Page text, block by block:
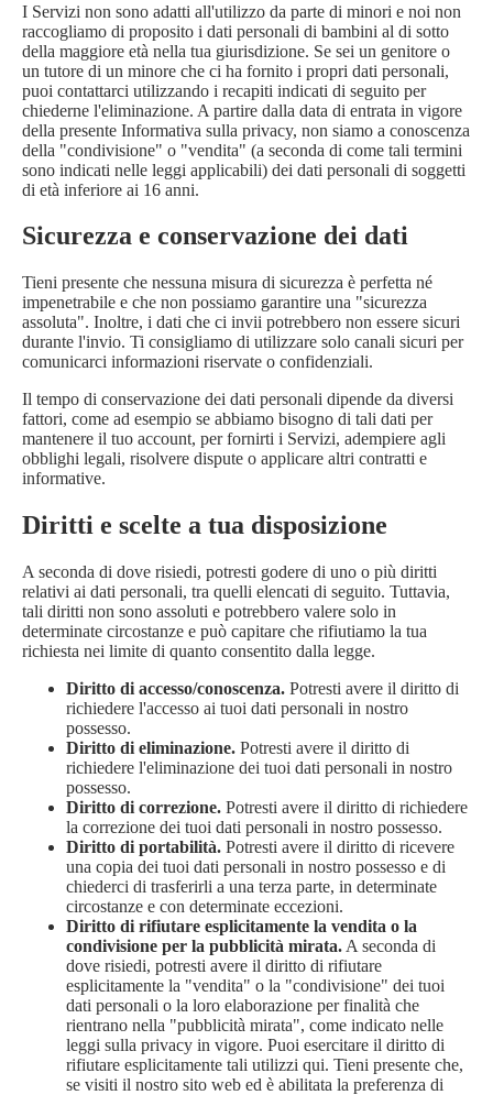
I Servizi non sono adatti all'utilizzo da parte di minori e noi non
raccogliamo di proposito i dati personali di bambini al di sotto
della maggiore età nella tua giurisdizione. Se sei un genitore o
un tutore di un minore che ci ha fornito i propri dati personali,
puoi contattarci utilizzando i recapiti indicati di seguito per
chiederne l'eliminazione. A partire dalla data di entrata in vigore
della presente Informativa sulla privacy, non siamo a conoscenza
della "condivisione" o "vendita" (a seconda di come tali termini
sono indicati nelle leggi applicabili) dei dati personali di soggetti
di età inferiore ai 16 anni.
Sicurezza e conservazione dei dati
Tieni presente che nessuna misura di sicurezza è perfetta né
impenetrabile e che non possiamo garantire una "sicurezza
assoluta". Inoltre, i dati che ci invii potrebbero non essere sicuri
durante l'invio. Ti consigliamo di utilizzare solo canali sicuri per
comunicarci informazioni riservate o confidenziali.
Il tempo di conservazione dei dati personali dipende da diversi
fattori, come ad esempio se abbiamo bisogno di tali dati per
mantenere il tuo account, per fornirti i Servizi, adempiere agli
obblighi legali, risolvere dispute o applicare altri contratti e
informative.
Diritti e scelte a tua disposizione
A seconda di dove risiedi, potresti godere di uno o più diritti
relativi ai dati personali, tra quelli elencati di seguito. Tuttavia,
tali diritti non sono assoluti e potrebbero valere solo in
determinate circostanze e può capitare che rifiutiamo la tua
richiesta nei limite di quanto consentito dalla legge.
Diritto di accesso/conoscenza. Potresti avere il diritto di
richiedere l'accesso ai tuoi dati personali in nostro
possesso.
Diritto di eliminazione. Potresti avere il diritto di
richiedere l'eliminazione dei tuoi dati personali in nostro
possesso.
Diritto di correzione. Potresti avere il diritto di richiedere
la correzione dei tuoi dati personali in nostro possesso.
Diritto di portabilità. Potresti avere il diritto di ricevere
una copia dei tuoi dati personali in nostro possesso e di
chiederci di trasferirli a una terza parte, in determinate
circostanze e con determinate eccezioni.
Diritto di rifiutare esplicitamente la vendita o la
condivisione per la pubblicità mirata. A seconda di
dove risiedi, potresti avere il diritto di rifiutare
esplicitamente la "vendita" o la "condivisione" dei tuoi
dati personali o la loro elaborazione per finalità che
rientrano nella "pubblicità mirata", come indicato nelle
leggi sulla privacy in vigore. Puoi esercitare il diritto di
rifiutare esplicitamente tali utilizzi qui. Tieni presente che,
se visiti il nostro sito web ed è abilitata la preferenza di